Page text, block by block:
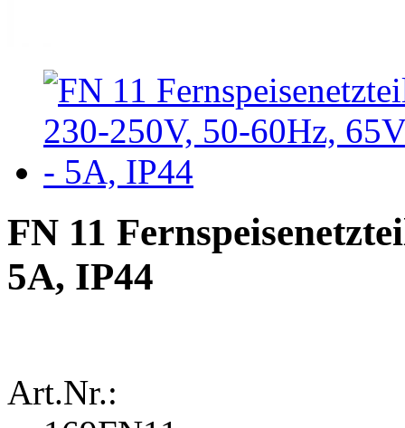
FN 11
5A, IP44
Art.Nr.: